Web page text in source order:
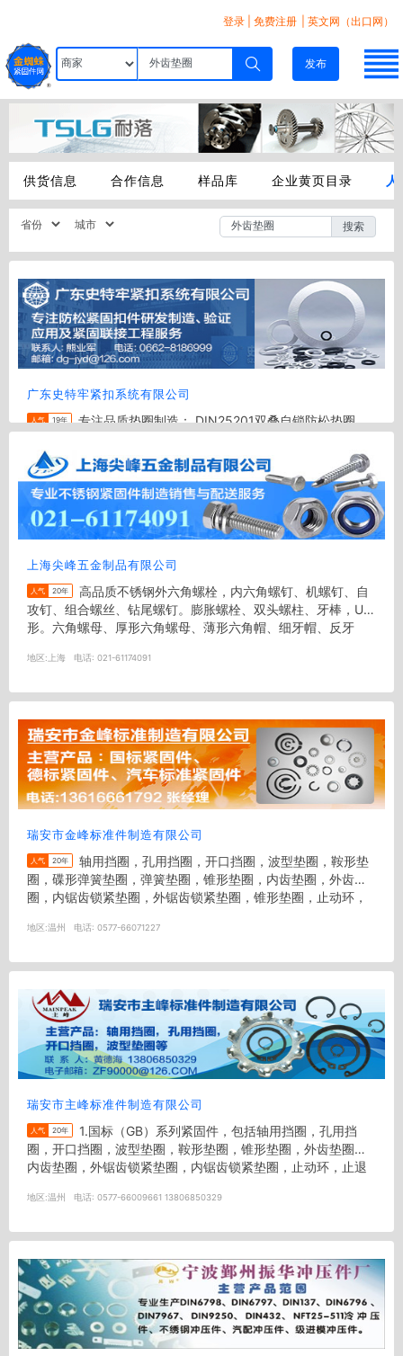
登录 免费注册 | 英文网（出口网）
发布
供货信息 合作信息 样品库 企业黄页目录
搜索
广东史特牢紧扣系统有限公司
人气 19年
专注品质垫圈制造： DIN25201双叠自锁防松垫圈、
NFE25511-S.L.M.K型各种压纹的碟形...
地区: 阳江 电话:0662-8186999
上海尖峰五金制品有限公司
人气 20年
攻钉、组合螺丝、钻尾螺钉。膨胀螺栓、双头螺柱、牙棒，U
形。六角螺母、厚形六角螺母、薄形六角帽、细牙帽、反牙
地区: 上海 电话: 021-61174091
瑞安市金峰标准件制造有限公司
人气 20年
圈，碟形弹簧垫圈，弹簧垫圈，锥形垫圈，内齿垫圈，外齿垫
圈，内锯齿锁紧垫圈，外锯齿锁紧垫圈，锥形垫圈，止动环，
地区:温州 电话: 0577-66071227
瑞安市主峰标准件制造有限公司
人气 20年
圈，开口挡圈，波型垫圈，鞍形垫圈，锥形垫圈，外齿垫圈，
内齿垫圈，外锯齿锁紧垫圈，内锯齿锁紧垫圈，止动环，止退
地区:温州 电话: 0577-66009661 13806850329